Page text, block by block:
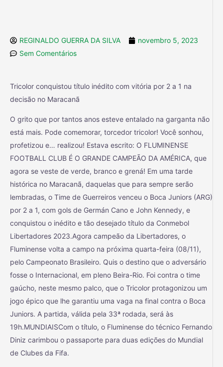
REGINALDO GUERRA DA SILVA
novembro 5, 2023
Sem Comentários
Tricolor conquistou título inédito com vitória por 2 a 1 na
decisão no Maracanã
O grito que por tantos anos esteve entalado na garganta não
está mais. Pode comemorar, torcedor tricolor! Você sonhou,
profetizou e… realizou! Estava escrito: O FLUMINENSE
FOOTBALL CLUB É O GRANDE CAMPEÃO DA AMÉRICA, que
agora se veste de verde, branco e grená! Em uma tarde
histórica no Maracanã, daquelas que para sempre serão
lembradas, o Time de Guerreiros venceu o Boca Juniors (ARG)
por 2 a 1, com gols de Germán Cano e John Kennedy, e
conquistou o inédito e tão desejado título da Conmebol
Libertadores 2023.Agora campeão da Libertadores, o
Fluminense volta a campo na próxima quarta-feira (08/11),
pelo Campeonato Brasileiro. Quis o destino que o adversário
fosse o Internacional, em pleno Beira-Rio. Foi contra o time
gaúcho, neste mesmo palco, que o Tricolor protagonizou um
jogo épico que lhe garantiu uma vaga na final contra o Boca
Juniors. A partida, válida pela 33ª rodada, será às
19h.MUNDIAISCom o título, o Fluminense do técnico Fernando
Diniz carimbou o passaporte para duas edições do Mundial
de Clubes da Fifa.